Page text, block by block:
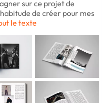
sur ce projet de
de créer pour mes
le texte